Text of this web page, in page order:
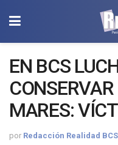
EN BCS
MARES:
por Redacción Realidad BCS